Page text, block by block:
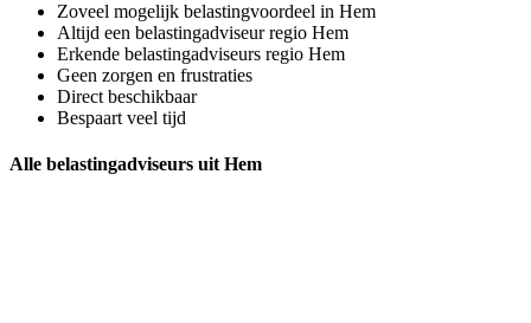
Zoveel mogelijk belastingvoordeel in Hem
Altijd een belastingadviseur regio Hem
Erkende belastingadviseurs regio Hem
Geen zorgen en frustraties
Direct beschikbaar
Bespaart veel tijd
Alle belastingadviseurs uit Hem